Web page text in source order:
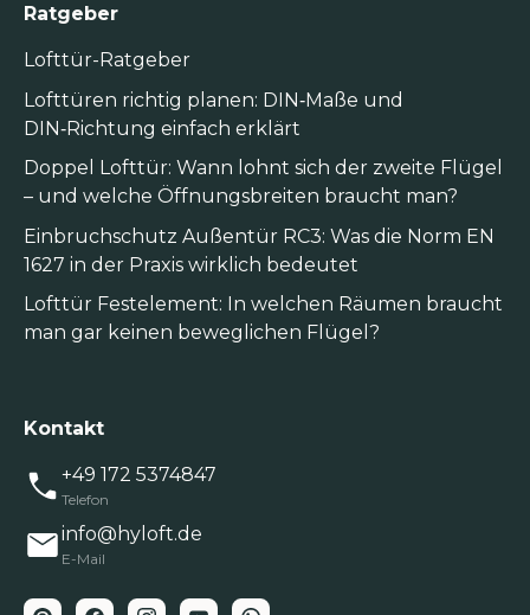
Ratgeber
Lofttür-Ratgeber
Lofttüren richtig planen: DIN‑Maße und
DIN‑Richtung einfach erklärt
Doppel Lofttür: Wann lohnt sich der zweite Flügel
– und welche Öffnungsbreiten braucht man?
Einbruchschutz Außentür RC3: Was die Norm EN
1627 in der Praxis wirklich bedeutet
Lofttür Festelement: In welchen Räumen braucht
man gar keinen beweglichen Flügel?
Kontakt
+49 172 5374847
Telefon
info@hyloft.de
E-Mail